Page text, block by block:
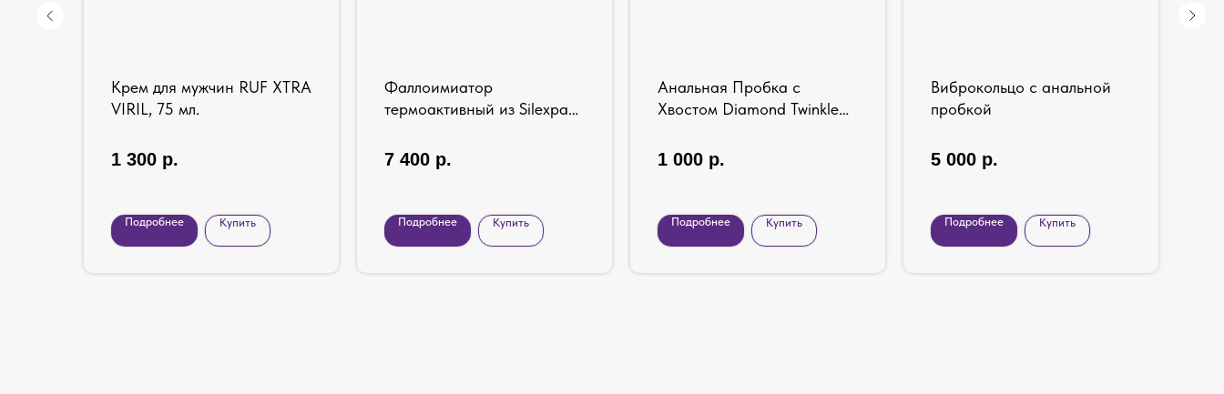
Крем для мужчин RUF XTRA
VIRIL, 75 мл.
1 300 р.
Подробнее Купить
Фаллоимиатор
термоактивный из Silexpan
7 400 р.
Подробнее Купить
Анальная Пробка с
Хвостом Diamond Twinkle
1 000 р.
Подробнее Купить
Виброкольцо с анальной
пробкой
5 000 р.
Подробнее Купить